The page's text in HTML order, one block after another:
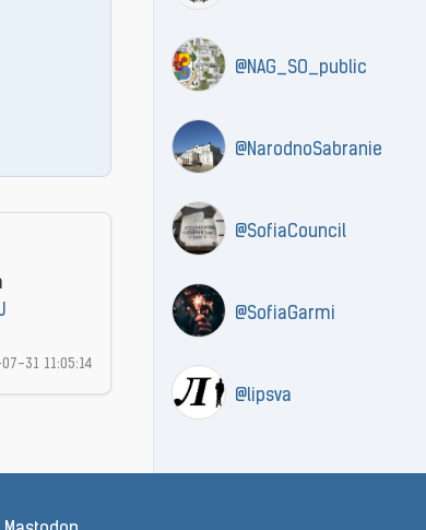
@NAG_SO_public
@NarodnoSabranie
@SofiaCouncil
@SofiaGarmi
@lipsva
31 11:05:14